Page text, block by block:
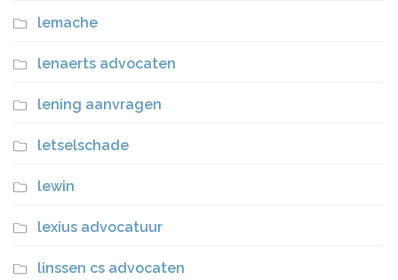
lemache
lenaerts advocaten
lening aanvragen
letselschade
lewin
lexius advocatuur
linssen cs advocaten